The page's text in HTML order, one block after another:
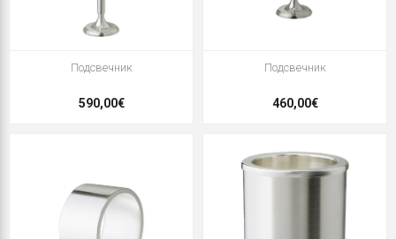
Подсвечник
590,00€
Подсвечник
460,00€